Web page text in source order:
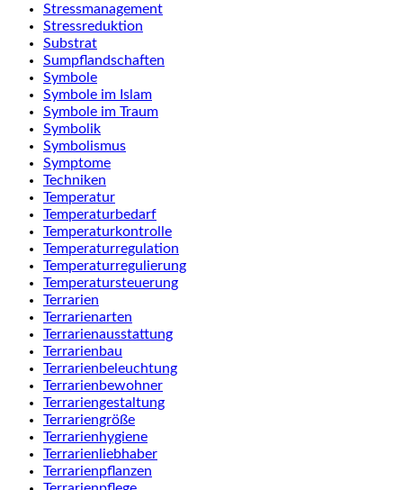
Stressmanagement
Stressreduktion
Substrat
Sumpflandschaften
Symbole
Symbole im Islam
Symbole im Traum
Symbolik
Symbolismus
Symptome
Techniken
Temperatur
Temperaturbedarf
Temperaturkontrolle
Temperaturregulation
Temperaturregulierung
Temperatursteuerung
Terrarien
Terrarienarten
Terrarienausstattung
Terrarienbau
Terrarienbeleuchtung
Terrarienbewohner
Terrariengestaltung
Terrariengröße
Terrarienhygiene
Terrarienliebhaber
Terrarienpflanzen